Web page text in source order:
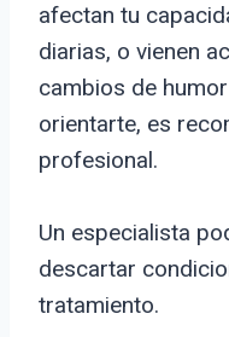
afectan tu
diarias, o vienen
cambios de
orientarte, es
profesional.
Un especialista
descartar
tratamiento.